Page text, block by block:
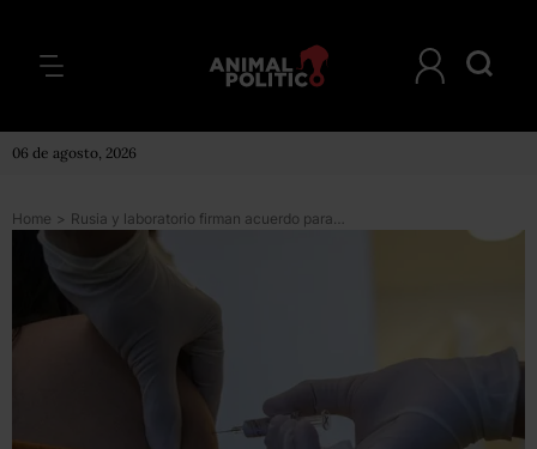
06 de agosto, 2026
Home > Rusia y laboratorio firman acuerdo para enviar a México 32 millones de vacunas contra COVID en noviembre